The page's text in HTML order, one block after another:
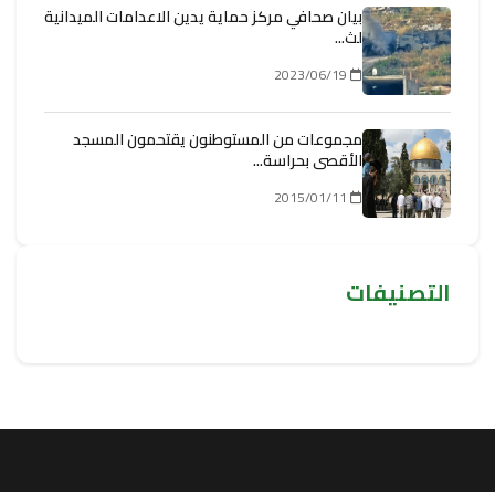
بيان صحافي مركز حماية يدين الاعدامات الميدانية
لث...
مجموعات من المستوطنون يقتحمون المسجد
الأقصى بحراسة...
التصنيفات